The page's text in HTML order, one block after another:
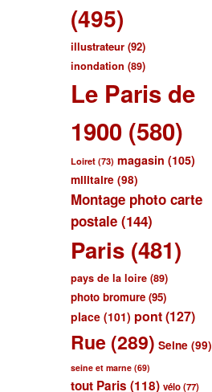
(495)
illustrateur (92)
inondation (89)
Le Paris de
1900 (580)
Loiret (73) magasin (105)
militaire (98)
Montage photo carte
postale (144)
Paris (481)
pays de la loire (89)
photo bromure (95)
place (101) pont(127)
Rue (289) Seine (99)
seine et marne (69)
tout Paris (118) vélo(77)